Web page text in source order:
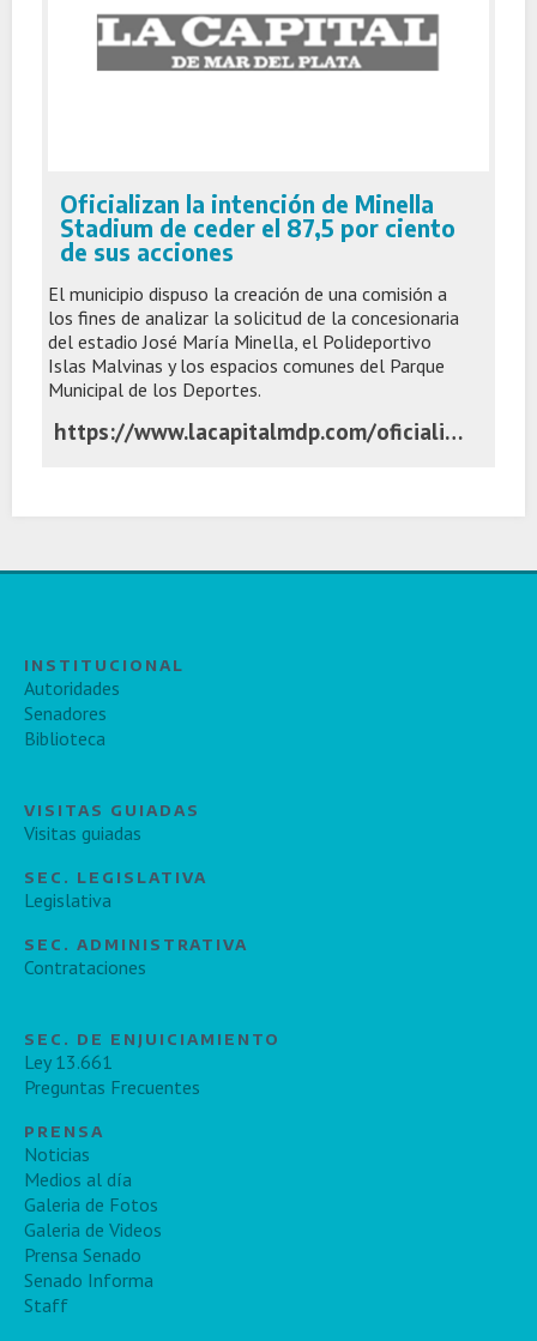
Oficializan la intención de Minella
Stadium de ceder el 87,5 por ciento
de sus acciones
El municipio dispuso la creación de una comisión a
los fines de analizar la solicitud de la concesionaria
del estadio José María Minella, el Polideportivo
Islas Malvinas y los espacios comunes del Parque
Municipal de los Deportes.
https://www.lacapitalmdp.com/oficializan-la-intencion-de-minella-stadium-de-ceder-el-875-por-ciento-de-sus-acciones/
INSTITUCIONAL
Autoridades
Senadores
Biblioteca
VISITAS GUIADAS
Visitas guiadas
SEC. LEGISLATIVA
Legislativa
SEC. ADMINISTRATIVA
Contrataciones
SEC. DE ENJUICIAMIENTO
Ley 13.661
Preguntas Frecuentes
PRENSA
Noticias
Medios al día
Galeria de Fotos
Galeria de Videos
Prensa Senado
Senado Informa
Staff